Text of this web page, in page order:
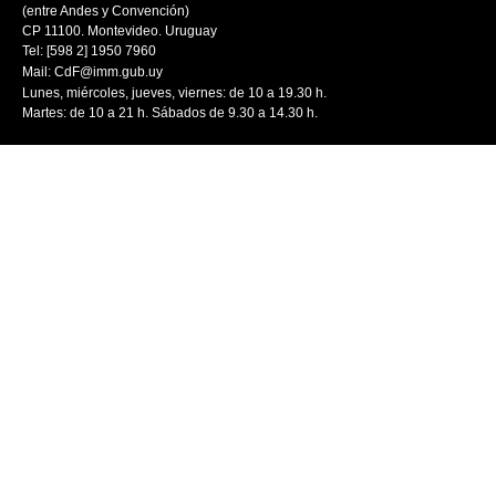
(entre Andes y Convención)
CP 11100. Montevideo. Uruguay
Tel: [598 2] 1950 7960
Mail: CdF@imm.gub.uy
Lunes, miércoles, jueves, viernes: de 10 a 19.30 h.
Martes: de 10 a 21 h. Sábados de 9.30 a 14.30 h.